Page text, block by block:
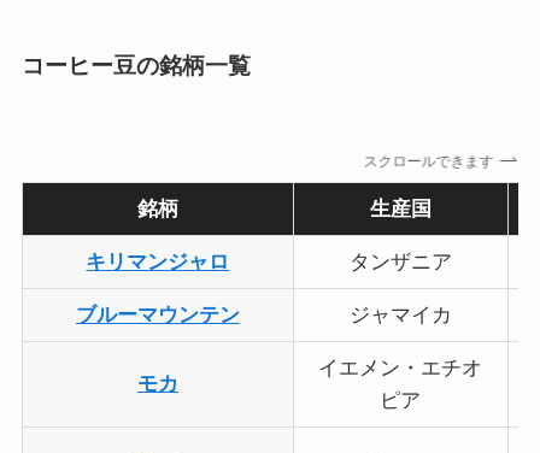
コーヒー豆の銘柄一覧
スクロールできます
銘柄 生産国
キリマンジャロ タンザニア
ブルーマウンテン ジャマイカ
モカ
イエメン・エチオ
ピア